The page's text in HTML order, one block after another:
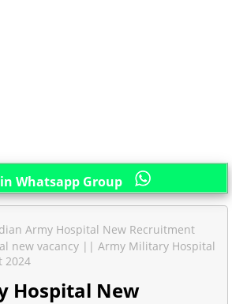
Whatsapp Group
Army Hospital New Recruitment
new vacancy || Army Military Hospital
2024
Hospital New